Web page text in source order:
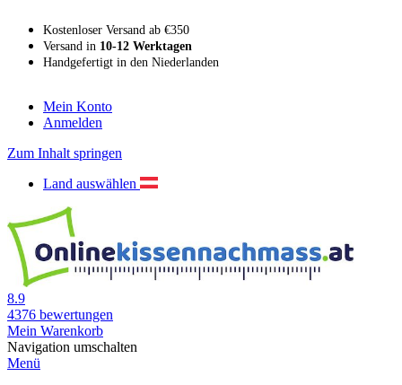
Kostenloser Versand ab €350
Versand in 10-12 Werktagen
Handgefertigt in den Niederlanden
Mein Konto
Anmelden
Zum Inhalt springen
Land auswählen
8.9
4376 bewertungen
Mein Warenkorb
Navigation umschalten
Menü